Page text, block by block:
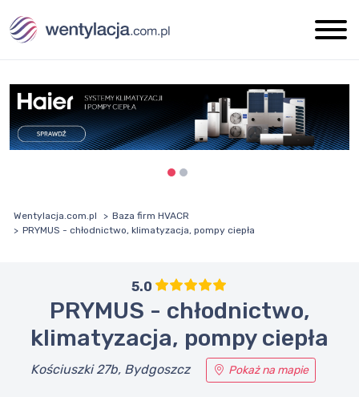
Wentylacja.com.pl
Baza firm HVACR
PRYMUS - chłodnictwo, klimatyzacja, pompy ciepła
5.0
PRYMUS - chłodnictwo,
klimatyzacja, pompy ciepła
Kościuszki 27b, Bydgoszcz Pokaż na mapie